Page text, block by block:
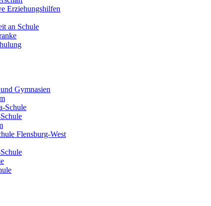
Erziehungshilfen
an Schule
Gymnasien
Schule
Flensburg-West